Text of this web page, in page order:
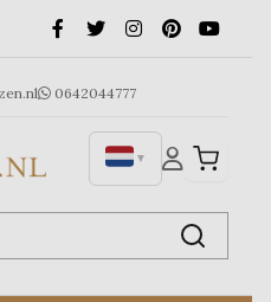
0642044777
▼